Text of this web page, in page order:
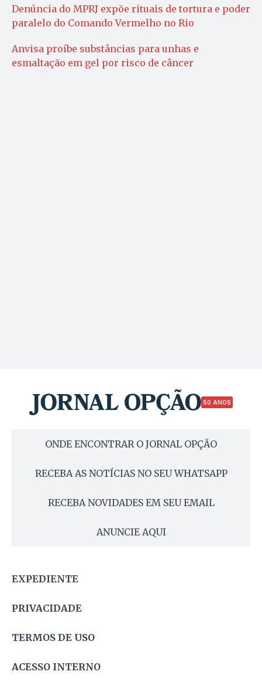
Denúncia do MPRJ expõe rituais de tortura e poder
paralelo do Comando Vermelho no Rio
Anvisa proíbe substâncias para unhas e
esmaltação em gel por risco de câncer
50 ANOS
ONDE ENCONTRAR O JORNAL OPÇÃO
RECEBA AS NOTÍCIAS NO SEU WHATSAPP
RECEBA NOVIDADES EM SEU EMAIL
ANUNCIE AQUI
EXPEDIENTE
PRIVACIDADE
TERMOS DE USO
ACESSO INTERNO